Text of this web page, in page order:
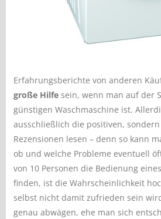
Erfahrungsberichte von anderen
große Hilfe sein, wenn man auf der
günstigen Waschmaschine ist.
ausschließlich die positiven,
Rezensionen lesen – denn so kann
ob und welche Probleme eventuell
von 10 Personen die Bedienung
finden, ist die Wahrscheinlichkeit
selbst nicht damit zufrieden sein
genau abwägen, ehe man sich